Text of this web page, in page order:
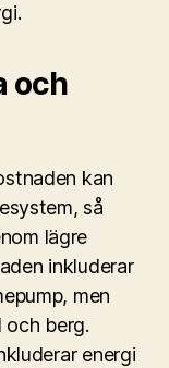
och
kan
så
lägre
inkluderar
men
och berg.
energi